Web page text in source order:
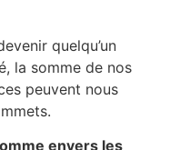
quelqu’un
la somme de nos
peuvent nous
envers les